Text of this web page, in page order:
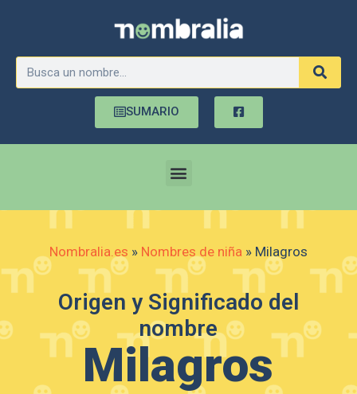
SUMARIO
Nombralia.es » Nombres de niña » Milagros
Origen y Significado del
nombre
Milagros